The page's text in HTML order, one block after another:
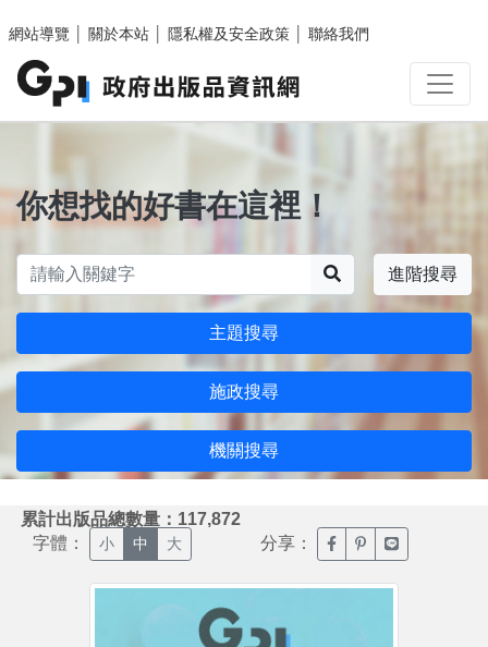
網站導覽
關於本站 隱私權及安全政策 聯絡我們
你想找的好書在這裡！
進階搜尋
主題搜尋
施政搜尋
機關搜尋
累計出版品總數量：117,872
字體： 小 中 大 分享： 臉書分享(另開新視窗)
噗浪分享(另開新
Line分享(另